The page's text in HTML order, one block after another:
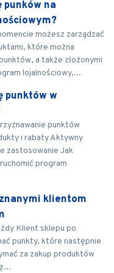
na
możesz zarządzać
które można
a także złożonymi
lojalnościowy,...
punktów w
punktów
i rabaty Aktywny
zastosowanie Jak
program
klientom
Klient sklepu po
punkty, które następnie
za zakup produktów